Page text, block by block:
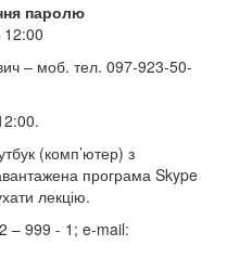
паролю
– моб. тел. 097-923-50-
(комп’ютер) з
програма Skype
лекцію.
– 999 - 1; e-mail: